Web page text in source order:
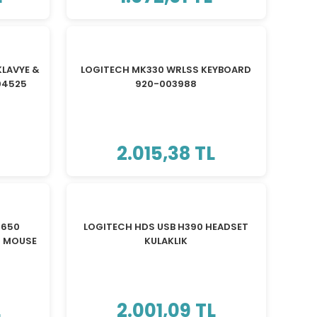
&
LOGITECH MK330 WRLSS KEYBOARD
920-003988
2.015,38 TL
MOUSE
LOGITECH HDS USB H390 HEADSET
KULAKLIK
2.001,09 TL